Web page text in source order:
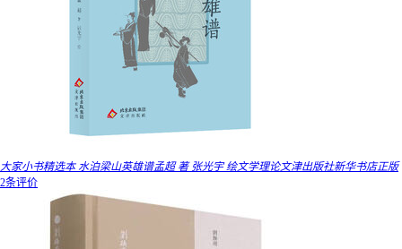
大家小书精选本 水泊梁山英雄谱孟超 著 张光宇 绘文学理论文津出版社新华书店正版
2条评价